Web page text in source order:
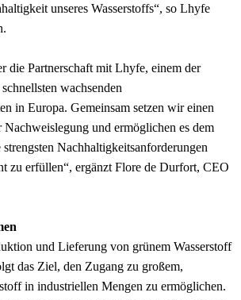
unseres Wasserstoffs“, so Lhyfe
die Partnerschaft mit Lhyfe, einem der
wachsenden
in Europa. Gemeinsam setzen wir einen
Nachweislegung und ermöglichen es dem
strengsten Nachhaltigkeitsanforderungen
zu erfüllen“, ergänzt Flore de Durfort, CEO
und Lieferung von grünem Wasserstoff
das Ziel, den Zugang zu großem,
in industriellen Mengen zu ermöglichen.